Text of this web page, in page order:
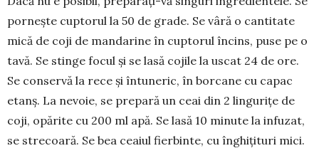
por­nește cup­torul la 50 de grade. Se vâră o can­titate
mică de coji de mandarine în cuptorul încins, puse pe o
tavă. Se stin­ge focul și se lasă co­jile la uscat 24 de ore.
Se con­servă la rece și întuneric, în bor­cane cu capac
etanș. La nevoie, se pre­pară un ceai din 2 lingurițe de
coji, opă­­rite cu 200 ml apă. Se lasă 10 minute la in­fuzat,
se strecoară. Se bea ceaiul fierbinte, cu înghiți­turi mici.